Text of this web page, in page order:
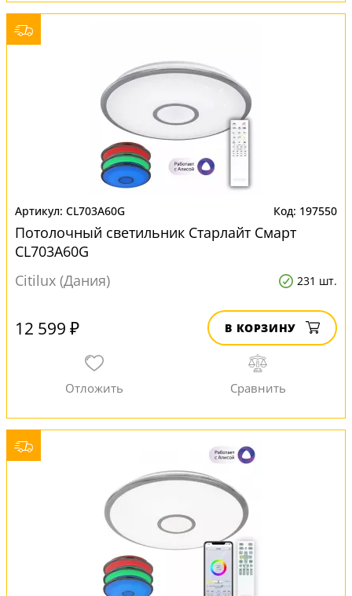
CL703A60G 197550
Потолочный светильник Старлайт Смарт
CL703A60G
Citilux (Дания)
231 шт.
12 599 ₽ В КОРЗИНУ